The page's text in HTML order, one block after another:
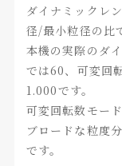
ダイナミックレ
径/最小粒径の比
本機の実際のダ
では60、可変回
1.000です。
可変回転数モー
ブロードな粒度
です。